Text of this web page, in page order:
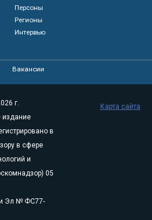
Персоны
Регионы
Интервью
Вакансии
г.
издание
в
в сфере
и
05
Эл № ФС77-
Карта сайта